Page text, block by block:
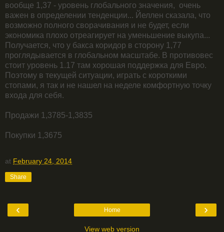
вообще 1,37 - уровень глобального значения, очень
важен в определении тенденции... Йеллен сказала, что
возможно полного сворачивания и не будет, если
экономика плохо отреагирует на уменьшение выкупа...
Получается, что у бакса коридор в сторону 1,77
проглядывается в глобальном масштабе. В противовес
стоит уровень 1.17 там хорошая поддержка для Евро.
Поэтому в текущей ситуации, играть с короткими
стопами, я так и не нашел на неделе комфортную точку
входа для себя.
Продажи 1,3785-1,3835
Покупки 1,3675
at February 24, 2014
Share
‹ ›
Home
View web version